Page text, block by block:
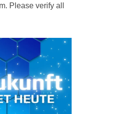
Please verify all